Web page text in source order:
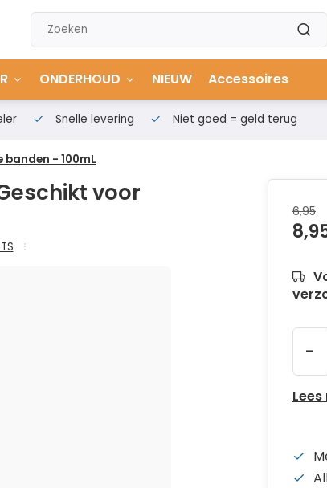
ONDERHOUD NIEUW Accessoires
Snelle levering Niet goed = geld terug
- 100mL
voor
6,95
-